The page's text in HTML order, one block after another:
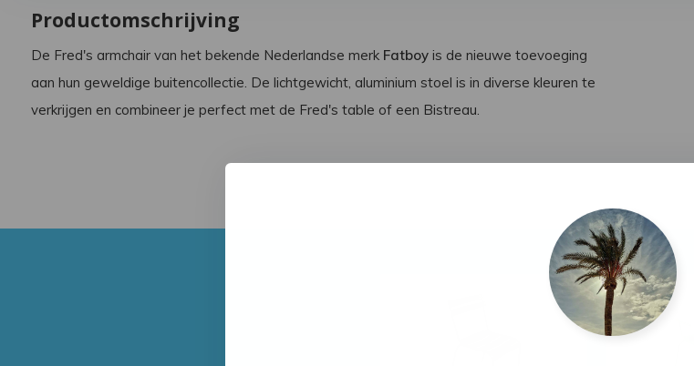
Productomschrijving
De Fred's armchair van het bekende Nederlandse merk Fatboyis de nieuwe toevoeging
aan hun geweldige buitencollectie. De lichtgewicht, aluminium stoel is in diverse kleuren te
verkrijgen en combineer je perfect met de Fred's table of een Bistreau.